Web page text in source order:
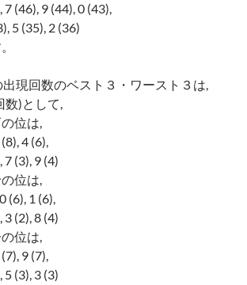
(46), 9 (44), 0 (43),
5 (35), 2 (36)
現回数のベスト３・ワースト３は,
数)として,
位は,
4 (6),
(3), 9 (4)
位は,
(6), 1 (6),
(2), 8 (4)
位は,
9 (7),
(3), 3 (3)